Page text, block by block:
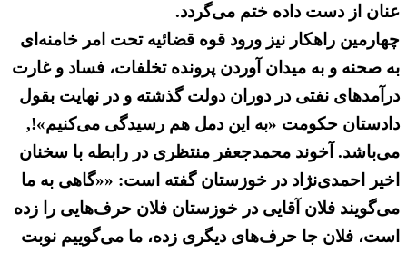
عنان از دست داده ختم می‌گردد.
چهارمین راهکار نیز ورود قوه قضائیه تحت امر خامنه‌ای
به صحنه و به میدان آوردن پرونده تخلفات، فساد و غارت
درآمدهای نفتی در دوران دولت گذشته و در نهایت بقول
دادستان حکومت «به این دمل هم رسیدگی می‌کنیم»!,
می‌باشد. آخوند محمدجعفر منتظری در رابطه با سخنان
اخیر احمدی‌نژاد در خوزستان گفته است: ««گاهی به ما
می‌گویند فلان آقایی در خوزستان فلان حرف‌هایی را زده
است، فلان جا حرف‌های دیگری زده، ما می‌گوییم نوبت